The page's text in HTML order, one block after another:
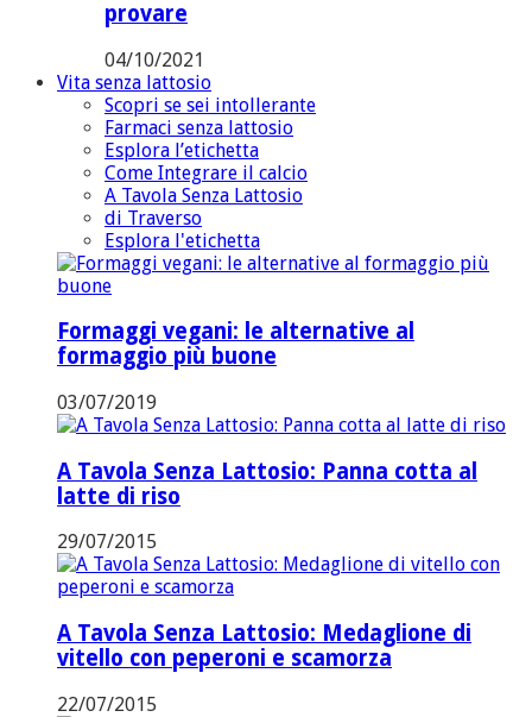
provare
04/10/2021
Vita senza lattosio
Scopri se sei intollerante
Farmaci senza lattosio
Esplora l’etichetta
Come Integrare il calcio
A Tavola Senza Lattosio
di Traverso
Esplora l'etichetta
Formaggi vegani: le alternative al
formaggio più buone
03/07/2019
A Tavola Senza Lattosio: Panna cotta al
latte di riso
29/07/2015
A Tavola Senza Lattosio: Medaglione di
vitello con peperoni e scamorza
22/07/2015